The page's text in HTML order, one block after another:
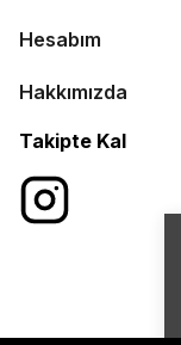
Hesabım
Hakkımızda
Takipte Kal